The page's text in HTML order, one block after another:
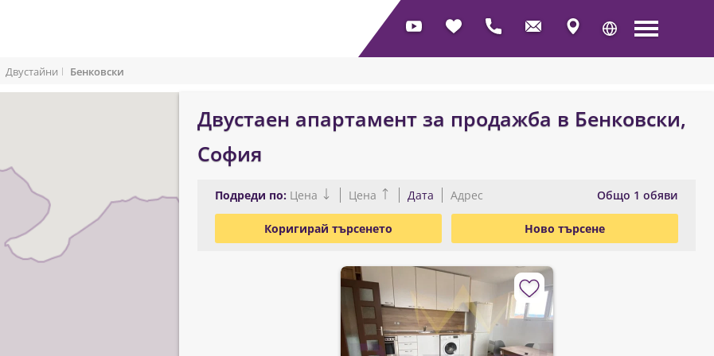
Двустайни Бенковски
Двустаен апартамент за продажба в Бенковски,
София
Подреди по: Цена Цена Дата Адрес Oбщо 1 обяви
Коригирай търсенето Ново търсене